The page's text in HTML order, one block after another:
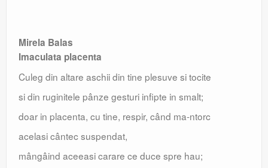
Mirela Balas
Imaculata placenta
Culeg din altare aschii din tine plesuve si tocite
si din ruginitele pânze gesturi infipte in smalt;
doar in placenta, cu tine, respir, când ma-ntorc
acelasi cântec suspendat,
mângâind aceeasi carare ce duce spre hau;